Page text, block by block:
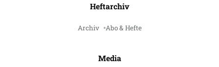
Heftarchiv
Archiv Abo & Hefte
Media